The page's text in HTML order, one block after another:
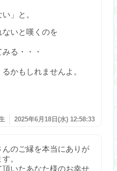
」と。
ないと嘆くのを
る・・・
かもしれませんよ。
2025年6月18日(水) 12:58:33
んのご縁を本当にありが
。
頂いたあなた様のお幸せ